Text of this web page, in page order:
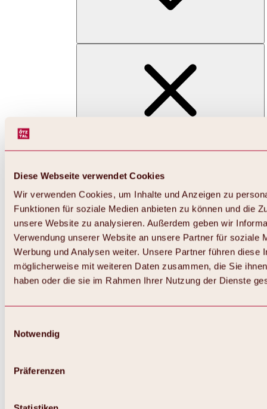
Diese Webseite verwendet Cookies
Wir verwenden Cookies, um Inhalte und Anzeigen zu
Funktionen für soziale Medien anbieten zu können und die
unsere Website zu analysieren. Außerdem geben wir
Verwendung unserer Website an unsere Partner für soziale
Werbung und Analysen weiter. Unsere Partner führen diese
möglicherweise mit weiteren Daten zusammen, die Sie
haben oder die sie im Rahmen Ihrer Nutzung der Dienste
Notwendig
Präferenzen